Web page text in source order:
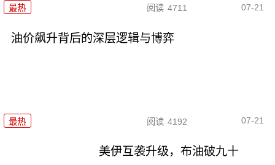
最热 阅读 4711 07-21
油价飙升背后的深层逻辑与博弈
最热 阅读 4192 07-21
美伊互袭升级，布油破九十